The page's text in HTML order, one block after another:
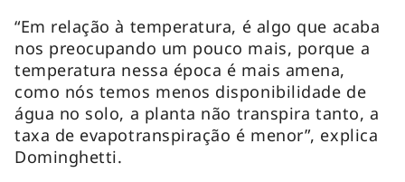
“Em relação à temperatura, é algo que acaba
nos preocupando um pouco mais, porque a
temperatura nessa época é mais amena,
como nós temos menos disponibilidade de
água no solo, a planta não transpira tanto, a
taxa de evapotranspiração é menor”, explica
Dominghetti.